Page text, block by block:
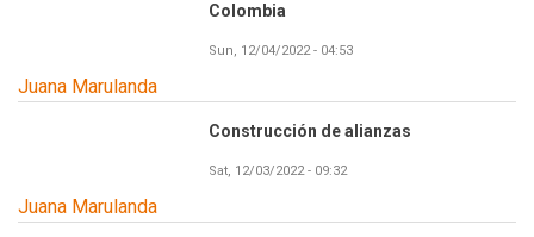
Colombia
Sun, 12/04/2022 - 04:53
Juana Marulanda
Construcción de alianzas
Sat, 12/03/2022 - 09:32
Juana Marulanda